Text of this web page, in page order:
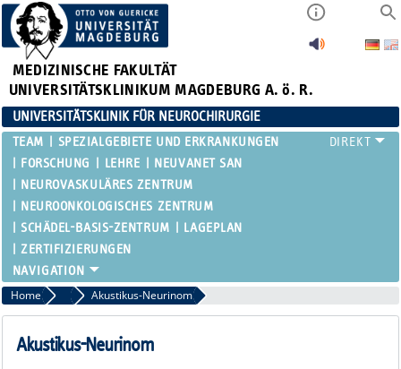
MEDIZINISCHE FAKULTÄT
UNIVERSITÄTSKLINIKUM MAGDEBURG A. ö. R.
UNIVERSITÄTSKLINIK FÜR NEUROCHIRURGIE
TEAM
SPEZIALGEBIETE UND ERKRANKUNGEN
FORSCHUNG
LEHRE
NEUVANET SAN
NEUROVASKULÄRES ZENTRUM
NEUROONKOLOGISCHES ZENTRUM
SCHÄDEL-BASIS-ZENTRUM
LAGEPLAN
ZERTIFIZIERUNGEN
Home Schädelbasischirurgie / Neuroendoskopie
Akustikus-Neurinom
Akustikus-Neurinom